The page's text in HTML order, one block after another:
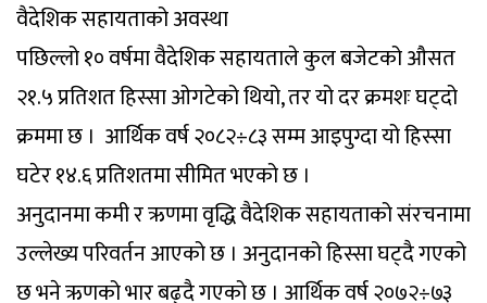
वैदेशिक सहायताको अवस्था
पछिल्लो १० वर्षमा वैदेशिक सहायताले कुल बजेटको औसत
२१.५ प्रतिशत हिस्सा ओगटेको थियो, तर यो दर क्रमशः घट्दो
क्रममा छ । आर्थिक वर्ष २०८२÷८३ सम्म आइपुग्दा यो हिस्सा
घटेर १४.६ प्रतिशतमा सीमित भएको छ ।
अनुदानमा कमी र ऋणमा वृद्धि वैदेशिक सहायताको संरचनामा
उल्लेख्य परिवर्तन आएको छ । अनुदानको हिस्सा घट्दै गएको
छ भने ऋणको भार बढ्दै गएको छ । आर्थिक वर्ष २०७२÷७३